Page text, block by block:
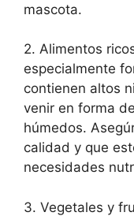
mascota.
2. Alimentos
especialmente
contienen altos
venir en forma
húmedos.
calidad y que
necesidades
3. Vegetales y